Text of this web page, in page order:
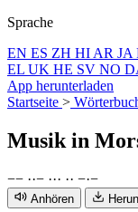
Sprache
EN ES ZH HI AR JA
EL UK HE SV NO
App herunterladen
Startseite >
Musik in
−− ··− ··· ·· −·−
Anhören